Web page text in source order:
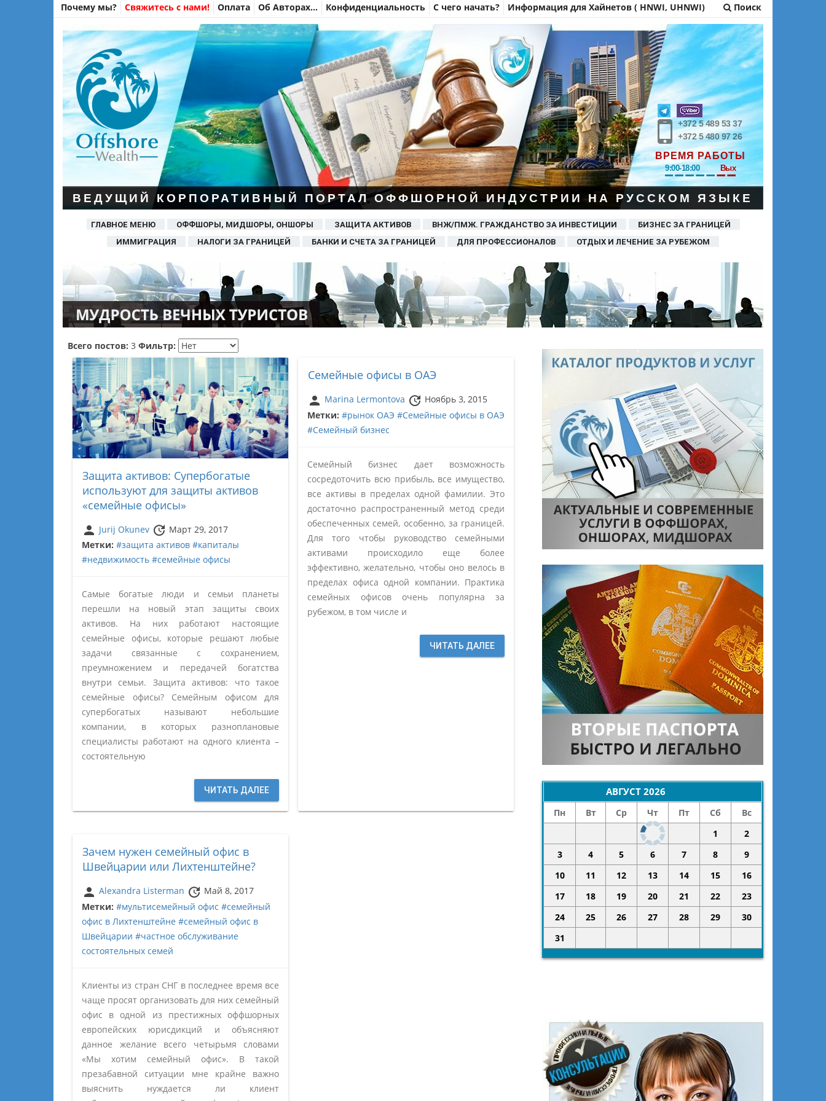
Почему мы? Свяжитесь с нами! Оплата Об Авторах… Конфиденциальность С чего начать? Информация для Хайнетов ( HNWI, UHNWI) Поиск
ВЕДУЩИЙ КОРПОРАТИВНЫЙ ПОРТАЛ ОФФШОРНОЙ ИНДУСТРИИ НА РУССКОМ ЯЗЫКЕ
+372 5 489 53 37
+372 5 480 97 26
ВРЕМЯ РАБОТЫ
9:00-18:00 Вых
ГЛАВНОЕ МЕНЮ ОФФШОРЫ, МИДШОРЫ, ОНШОРЫ ЗАЩИТА АКТИВОВ ВНЖ/ПМЖ. ГРАЖДАНСТВО ЗА ИНВЕСТИЦИИ
БИЗНЕС ЗА ГРАНИЦЕЙ
ИММИГРАЦИЯ
НАЛОГИ ЗА ГРАНИЦЕЙ БАНКИ И СЧЕТА ЗА ГРАНИЦЕЙ ДЛЯ ПРОФЕССИОНАЛОВ ОТДЫХ И ЛЕЧЕНИЕ ЗА РУБЕЖОМ
Всего постов: 3 Фильтр:
Защита активов: Супербогатые
используют для защиты активов
«семейные офисы»
person Jurij Okunev update Март 29, 2017
Метки: #защита активов #капиталы
#недвижимость #семейные офисы
Самые богатые люди и семьи планеты
перешли на новый этап защиты своих
активов. На них работают настоящие
семейные офисы, которые решают любые
задачи связанные с сохранением,
преумножением и передачей богатства
внутри семьи. Защита активов: что такое
семейные офисы? Семейным офисом для
супербогатых называют небольшие
компании, в которых разноплановые
специалисты работают на одного клиента –
состоятельную
ЧИТАТЬ ДАЛЕЕ
Семейные офисы в ОАЭ
person Marina Lermontova update Ноябрь 3, 2015
Метки: #рынок ОАЭ #Семейные офисы в ОАЭ
#Семейный бизнес
Семейный бизнес дает возможность
сосредоточить всю прибыль, все имущество,
все активы в пределах одной фамилии. Это
достаточно распространенный метод среди
обеспеченных семей, особенно, за границей.
Для того чтобы руководство семейными
активами происходило еще более
эффективно, желательно, чтобы оно велось в
пределах офиса одной компании. Практика
семейных офисов очень популярна за
рубежом, в том числе и
ЧИТАТЬ ДАЛЕЕ
Зачем нужен семейный офис в
Швейцарии или Лихтенштейне?
person Alexandra Listerman update Май 8, 2017
Метки: #мультисемейный офис #семейный
офис в Лихтенштейне #семейный офис в
Швейцарии #частное обслуживание
состоятельных семей
Клиенты из стран СНГ в последнее время все
чаще просят организовать для них семейный
офис в одной из престижных оффшорных
европейских юрисдикций и объясняют
данное желание всего четырьмя словами
«Мы хотим семейный офис». В такой
презабавной ситуации мне крайне важно
выяснить нуждается ли клиент
АВГУСТ 2026
Пн Вт Ср Чт Пт Сб
Вс
1
2
3
4 5 6 7 8
9
10
11 12 13 14 15
16
17
18 19 20 21 22
23
24
25 26 27 28 29
30
31